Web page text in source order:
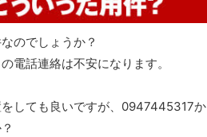
のでしょうか？
電話連絡は不安になります。
しても良いですが、0947445317か